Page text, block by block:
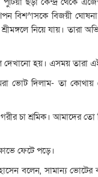
বিশ^াসকে বিজয়ী
শ্রীমঙ্গলে নিয়ে যায়।
দেখানো হয়। এসময় তারা
ভোট দিলাম- তা
চা শ্রমিক। আমাদের
ফেটে পড়ে।
বলেন, সামান্য ভোটের